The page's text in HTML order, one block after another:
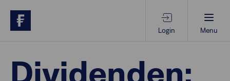
Login Menu
Dividenden: